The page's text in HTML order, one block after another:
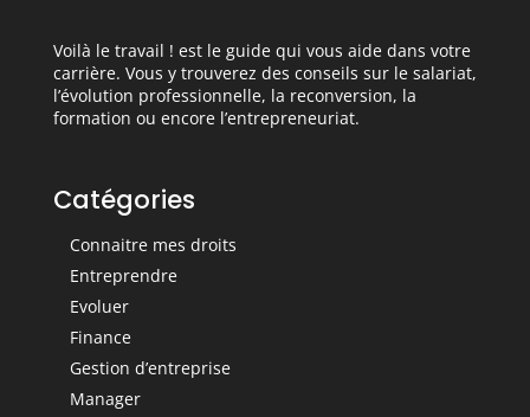
Voilà le travail ! est le guide qui vous aide dans votre
carrière. Vous y trouverez des conseils sur le salariat,
l’évolution professionnelle, la reconversion, la
formation ou encore l’entrepreneuriat.
Catégories
Connaitre mes droits
Entreprendre
Evoluer
Finance
Gestion d’entreprise
Manager